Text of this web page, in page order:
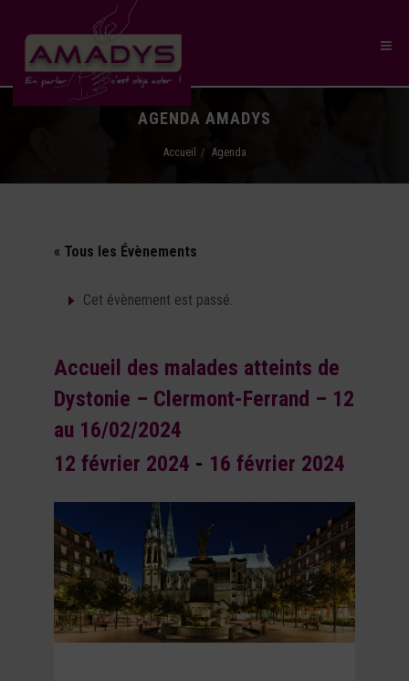
AGENDA AMADYS
Accueil Agenda
« Tous les Évènements
Cet évènement est passé.
Accueil des malades atteints de
Dystonie – Clermont-Ferrand – 12
au 16/02/2024
12 février 2024 - 16 février 2024